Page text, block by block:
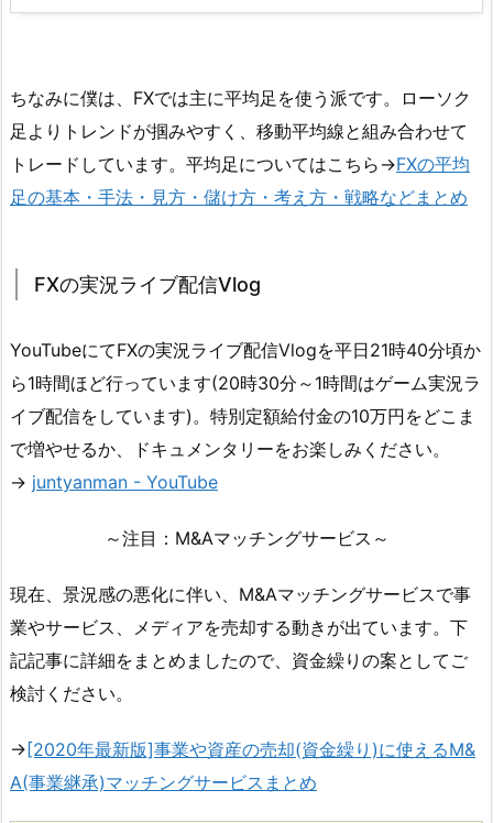
ちなみに僕は、FXでは主に平均足を使う派です。ローソク
足よりトレンドが掴みやすく、移動平均線と組み合わせて
トレードしています。平均足についてはこちら→FXの平均
足の基本・手法・見方・儲け方・考え方・戦略などまとめ
FXの実況ライブ配信Vlog
YouTubeにてFXの実況ライブ配信Vlogを平日21時40分頃か
ら1時間ほど行っています(20時30分～1時間はゲーム実況ラ
イブ配信をしています)。特別定額給付金の10万円をどこま
で増やせるか、ドキュメンタリーをお楽しみください。
→ juntyanman - YouTube
～注目：M&Aマッチングサービス～
現在、景況感の悪化に伴い、M&Aマッチングサービスで事
業やサービス、メディアを売却する動きが出ています。下
記記事に詳細をまとめましたので、資金繰りの案としてご
検討ください。
→[2020年最新版]事業や資産の売却(資金繰り)に使えるM&
A(事業継承)マッチングサービスまとめ